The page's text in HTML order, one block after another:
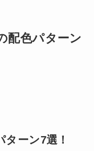
配色パターン
ターン7選！